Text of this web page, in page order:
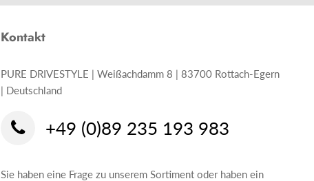
Kontakt
PURE DRIVESTYLE | Weißachdamm 8 | 83700 Rottach-Egern
| Deutschland
+49 (0)89 235 193 983
Sie haben eine Frage zu unserem Sortiment oder haben ein